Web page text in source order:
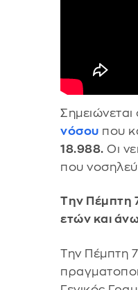
νόσου που
18.988. Oι
που
Την Πέμπτη
ετών και
Την Πέμπτη